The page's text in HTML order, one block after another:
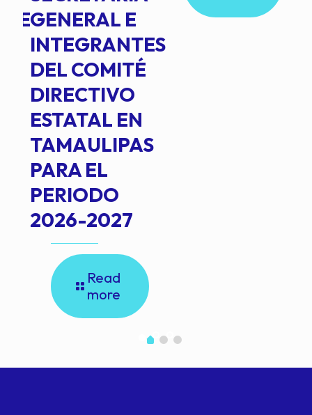
GENERAL E
INTEGRANTES
DEL COMITÉ
DIRECTIVO
ESTATAL EN
TAMAULIPAS
PARA EL
PERIODO
2026-2027
Read
more